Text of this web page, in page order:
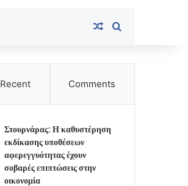
Random Article
Recent Comments
Στουρνάρας: Η καθυστέρηση
εκδίκασης υποθέσεων
αφερεγγυότητας έχουν
σοβαρές επιπτώσεις στην
οικονομία